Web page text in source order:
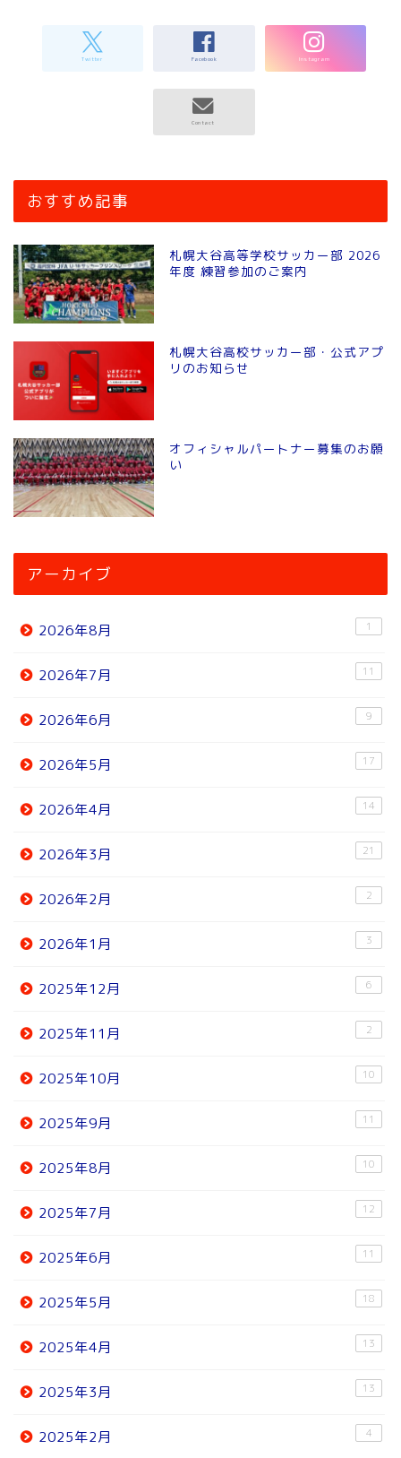
おすすめ記事
札幌大谷高等学校サッカー部 2026
年度 練習参加のご案内
札幌大谷高校サッカー部・公式アプ
リのお知らせ
オフィシャルパートナー募集のお願
い
アーカイブ
2026年8月 1
2026年7月 11
2026年6月 9
2026年5月 17
2026年4月 14
2026年3月 21
2026年2月 2
2026年1月 3
2025年12月 6
2025年11月 2
2025年10月 10
2025年9月 11
2025年8月 10
2025年7月 12
2025年6月 11
2025年5月 18
2025年4月 13
2025年3月 13
2025年2月 4